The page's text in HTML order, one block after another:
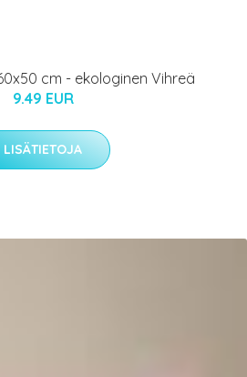
cm - ekologinen Vihreä
9.49 EUR
LISÄTIETOJA